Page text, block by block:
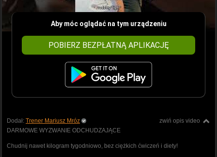
Aby móc oglądać na tym urządzeniu
POBIERZ BEZPŁATNĄ APLIKACJĘ
zwiń opis video
Dodał: Trener Mariusz Mróz
DARMOWE WYZWANIE ODCHUDZAJĄCE
Chudnij nawet kilogram tygodniowo, bez ciężkich ćwiczeń i diety!